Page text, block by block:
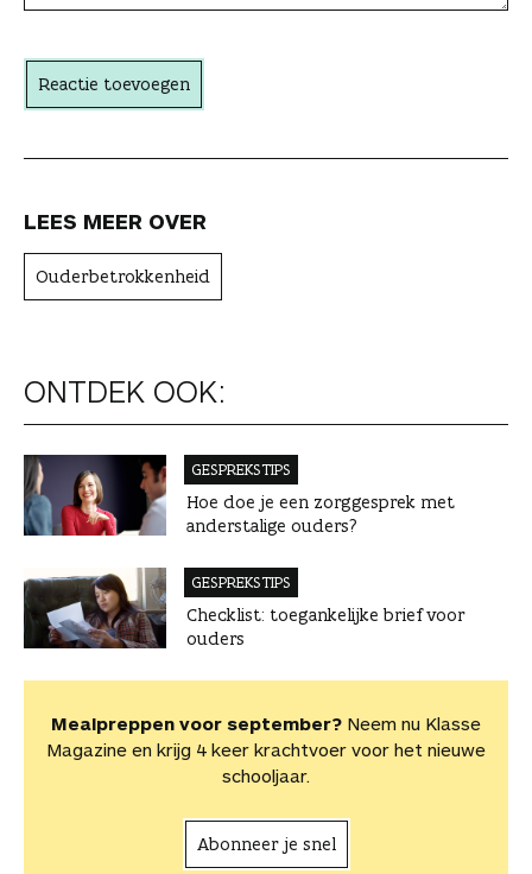
t
e
Reactie toevoegen
LEES MEER OVER
Ouderbetrokkenheid
ONTDEK OOK:
GESPREKSTIPS
Hoe doe je een zorggesprek met
anderstalige ouders?
GESPREKSTIPS
Checklist: toegankelijke brief voor
ouders
Mealpreppen voor september? Neem nu Klasse
Magazine en krijg 4 keer krachtvoer voor het nieuwe
schooljaar.
Abonneer je snel